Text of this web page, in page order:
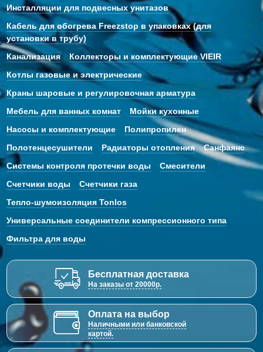
Инсталляции для подвесных унитазов
Кабель для обогрева Freezstop в упаковках (для
установки в трубу)
Канализация
Коллекторы и комплектующие VIEIR
Котлы газовые и электрические
Краны шаровые и регулировочная арматура
Мебель для ванных комнат
Мойки кухонные
Насосы и комплектующие
Полипропилен
Полотенцесушители
Радиаторы отопления
Санфаянс
Системы контроля протечки воды
Смесители
Счетчики воды
Счетчики газа
Тепло-шумоизоляция Tonlos
Универсальные соединители компрессионного типа
Фильтра для воды
Бесплатная доставка
На заказы от 20000р.
Оплата на выбор
Наличными или банковской
картой.